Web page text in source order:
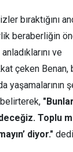
bıraktığını
beraberliğin
ve
çeken Benan,
yaşamalarının
Toplu
diyor."